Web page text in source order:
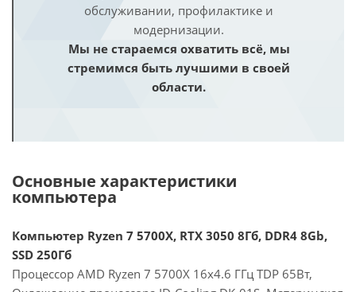
обслуживании, профилактике и
модернизации.
Мы не стараемся охватить всё, мы
стремимся быть лучшими в своей
области.
Основные характеристики
компьютера
Компьютер Ryzen 7 5700X, RTX 3050 8Гб, DDR4 8Gb,
SSD 250Гб
Процессор AMD Ryzen 7 5700X 16x4.6 ГГц TDP 65Вт,